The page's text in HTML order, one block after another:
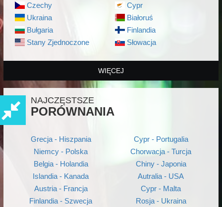
Czechy
Ukraina
Bułgaria
Stany Zjednoczone
Cypr
Białoruś
Finlandia
Słowacja
WIĘCEJ
NAJCZĘSTSZE
PORÓWNANIA
Grecja - Hiszpania
Niemcy - Polska
Belgia - Holandia
Islandia - Kanada
Austria - Francja
Finlandia - Szwecja
Cypr - Portugalia
Chorwacja - Turcja
Chiny - Japonia
Autralia - USA
Cypr - Malta
Rosja - Ukraina